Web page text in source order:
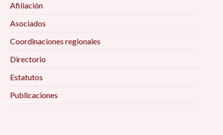
Afiliación
Asociados
Coordinaciones regionales
Directorio
Estatutos
Publicaciones